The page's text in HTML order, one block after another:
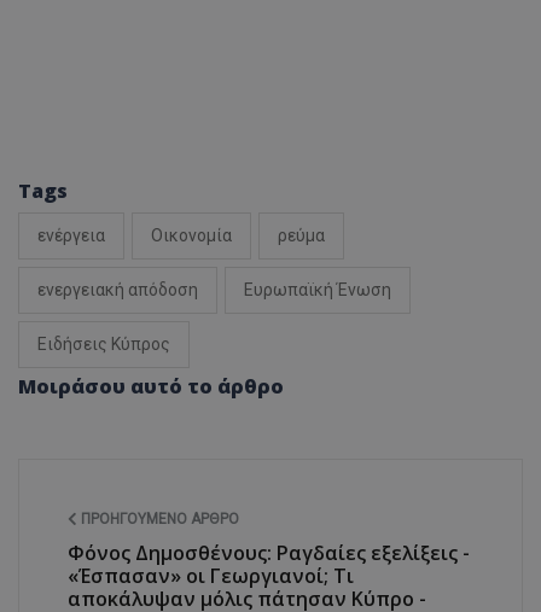
Tags
ενέργεια Οικονομία ρεύμα
ενεργειακή απόδοση Ευρωπαϊκή Ένωση
Ειδήσεις Κύπρος
Μοιράσου αυτό το άρθρο
ΠΡΟΗΓΟΎΜΕΝΟ ΆΡΘΡΟ
Φόνος Δημοσθένους: Ραγδαίες εξελίξεις -
«Έσπασαν» οι Γεωργιανοί; Τι
αποκάλυψαν μόλις πάτησαν Κύπρο -